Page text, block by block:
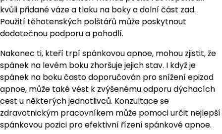
kvůli přidané váze a tlaku na boky a dolní část zad.
Použití těhotenských polštářů může poskytnout
dodatečnou podporu a pohodlí.
Nakonec ti, kteří trpí spánkovou apnoe, mohou zjistit, že
spánek na levém boku zhoršuje jejich stav. I když je
spánek na boku často doporučován pro snížení epizod
apnoe, může také vést k zvýšenému odporu dýchacích
cest u některých jednotlivců. Konzultace se
zdravotnickým pracovníkem může pomoci určit nejlepší
spánkovou pozici pro efektivní řízení spánkové apnoe.